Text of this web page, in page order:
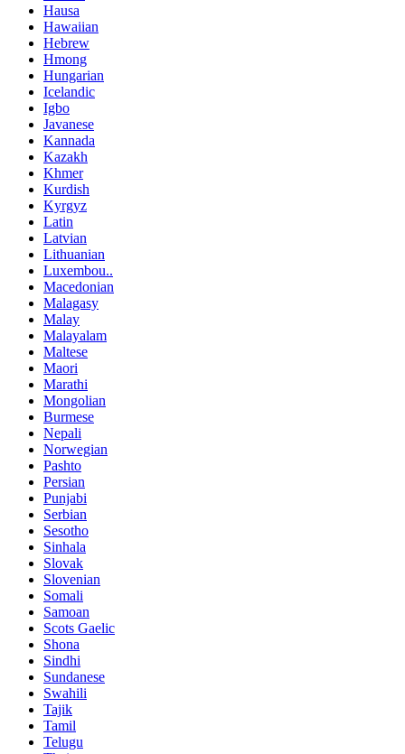
Hausa
Hawaiian
Hebrew
Hmong
Hungarian
Icelandic
Igbo
Javanese
Kannada
Kazakh
Khmer
Kurdish
Kyrgyz
Latin
Latvian
Lithuanian
Luxembou..
Macedonian
Malagasy
Malay
Malayalam
Maltese
Maori
Marathi
Mongolian
Burmese
Nepali
Norwegian
Pashto
Persian
Punjabi
Serbian
Sesotho
Sinhala
Slovak
Slovenian
Somali
Samoan
Scots Gaelic
Shona
Sindhi
Sundanese
Swahili
Tajik
Tamil
Telugu